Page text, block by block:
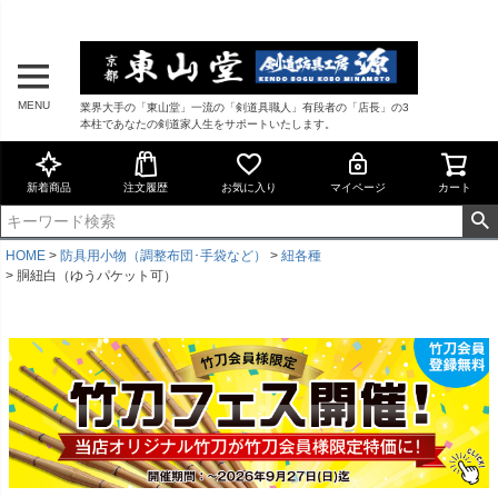
MENU
業界大手の「東山堂」一流の「剣道具職人」有段者の「店長」の3
本柱であなたの剣道家人生をサポートいたします。
新着商品 注文履歴 お気に入り マイページ カート
HOME 防具用小物（調整布団･手袋など）
紐各種
胴紐白（ゆうパケット可）